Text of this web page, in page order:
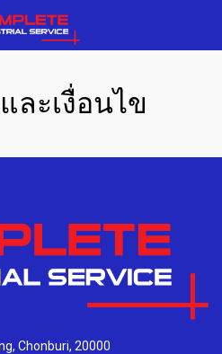
ละเงื่อนไข
Chonburi, 20000